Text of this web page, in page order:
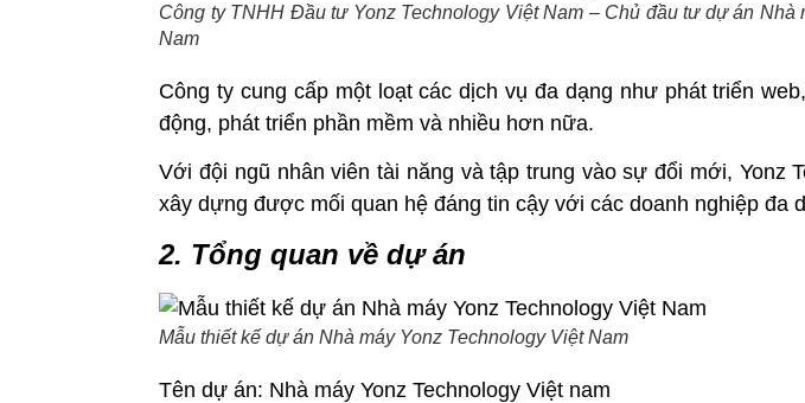
Công ty TNHH Đầu tư Yonz Technology Việt Nam – Chủ đầu tư dự án Nhà
Nam
Công ty cung cấp một loạt các dịch vụ đa dạng như phát triển
động, phát triển phần mềm và nhiều hơn nữa.
Với đội ngũ nhân viên tài năng và tập trung vào sự đổi mới, Yonz
xây dựng được mối quan hệ đáng tin cậy với các doanh nghiệp đa
2. Tổng quan về dự án
Mẫu thiết kế dự án Nhà máy Yonz Technology Việt Nam
Tên dự án: Nhà máy Yonz Technology Việt nam